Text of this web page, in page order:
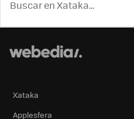
Xataka
Applesfera